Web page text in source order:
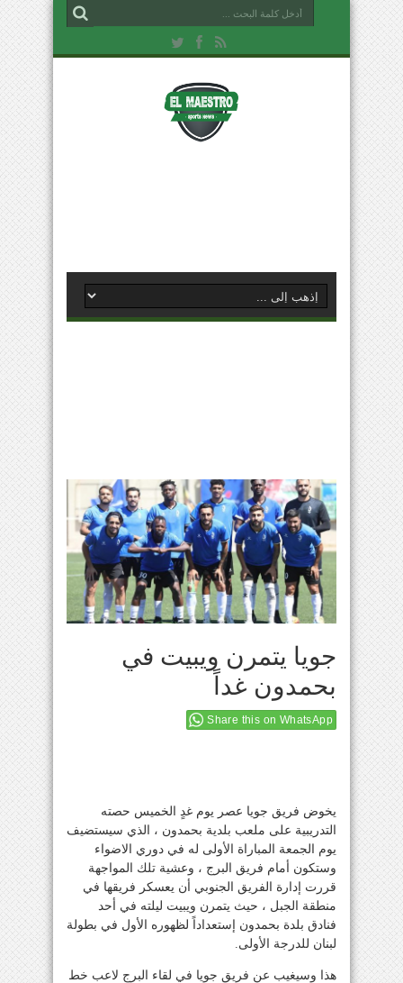
جويا يتمرن ويبيت في
بحمدون غداً
Share this on WhatsApp
يخوض فريق جويا عصر يوم غدٍ الخميس حصته
التدريبية على ملعب بلدية بحمدون ، الذي سيستضيف
يوم الجمعة المباراة الأولى له في دوري الاضواء
وستكون أمام فريق البرج ، وعشية تلك المواجهة
قررت إدارة الفريق الجنوبي أن يعسكر فريقها في
منطقة الجبل ، حيث يتمرن ويبيت ليلته في أحد
فنادق بلدة بحمدون إستعداداً لظهوره الأول في بطولة
لبنان للدرجة الأولى.
هذا وسيغيب عن فريق جويا في لقاء البرج لاعب خط